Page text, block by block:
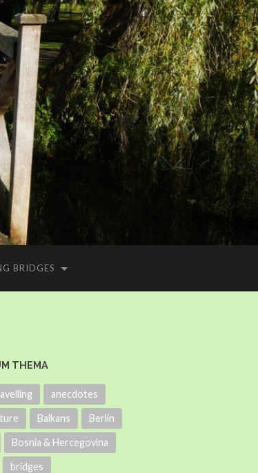
BRIDGES
THEMA
anecdotes
Balkans Berlin
Bosnia & Hercegovina
bridges